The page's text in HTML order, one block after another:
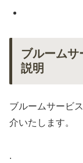
ブルームサ
説明
ブルームサービ
介いたします。
.